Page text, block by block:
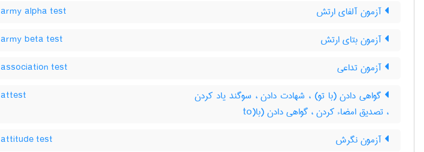
آزمون آلفای ارتش army alpha test
آزمون بتای ارتش army beta test
آزمون تداعی association test
گواهی دادن (با تو) ، شهادت دادن ، سوگند یاد کردن
، تصدیق امضاء کردن ، گواهی دادن (با(to
attest
آزمون نگرش attitude test